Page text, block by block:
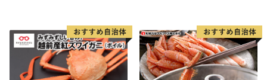
せグルメ 愛知県 小牧市 送料
無料